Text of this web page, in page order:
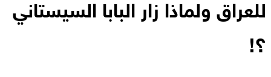
للعراق ولماذا زار البابا السيستاني
؟!